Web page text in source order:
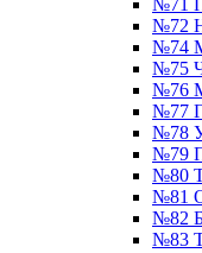
№71
№72
№74
№75
№76
№77
№78
№79
№80
№81
№82
№83